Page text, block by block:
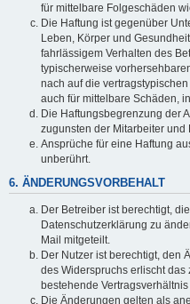
für mittelbare Folgeschäden
Die Haftung ist gegenüber
Leben, Körper und
fahrlässigem Verhalten des
typischerweise
nach auf die
auch für mittelbare Schäden,
Die Haftungsbegrenzung der
zugunsten der Mitarbeiter und
Ansprüche für eine Haftung
unberührt.
6. ÄNDERUNGSVORBEHALT
Der Betreiber ist berechtigt,
Datenschutzerklärung zu
Mail mitgeteilt.
Der Nutzer ist berechtigt, den
des Widerspruchs erlischt
bestehende
Die Änderungen gelten als